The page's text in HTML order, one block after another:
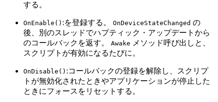
する。
OnEnable() :を登録する。 OnDeviceStateChanged の
後、別のスレッドでハプティック・アップデートから
のコールバックを返す。 Awake メソッド呼び出しと、
スクリプトが有効になるたびに。
OnDisable() :コールバックの登録を解除し、スクリプ
トが無効化されたときやアプリケーションが停止した
ときにフォースをリセットする。